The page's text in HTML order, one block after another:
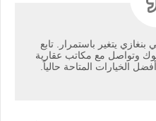
يتغير باستمرار. تابع
وتواصل مع مكاتب عقارية
الخيارات المتاحة حالياً.